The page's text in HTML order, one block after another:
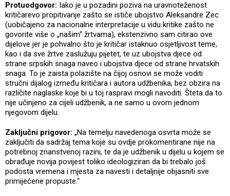
Protuodgovor: Iako je u pozadini poziva na uravnoteženost
kritičarevo propitivanje zašto se ističe ubojstvo Aleksandre Zec
(uobičajeno za nacionalne interpretacije u vidu kritike zašto ne
govorite više o „našim“ žrtvama), ekstenzivno sam citirao ove
dijelove jer je pohvalno što je kritičar istaknuo osjetljivost teme,
kao i da sve žrtve zaslužuju pijetet, te uz ubojstva djece od
strane srpskih snaga naveo i ubojstva djece od strane hrvatskih
snaga. To je zaista polazište na čijoj osnovi se može voditi
stručni dijalog između kritičara i autora udžbenika, bez obzira na
različite naglaske koje bi u toj raspravi mogli navoditi. Šteta da to
nije učinjeno za cijeli udžbenik, a ne samo u ovom jednom
njegovom dijelu.
Zaključni prigovor: „Na temelju navedenoga osvrta može se
zaključiti da sadržaj tema koje su ovdje prokomentirane nije na
potrebnoj znanstvenoj razini, te da je udžbenik u dijelu u kojem se
obrađuje novija povijest toliko ideologiziran da bi trebalo još
podosta vremena i mjesta za navesti i detaljnije objasniti sve
primijećene propuste.“